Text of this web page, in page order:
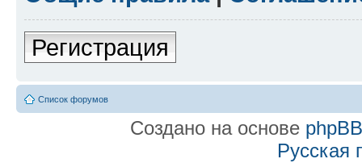
Регистрация
Список форумов
Создано на основе phpBB
Русская